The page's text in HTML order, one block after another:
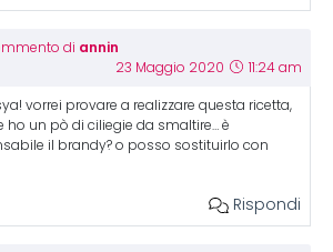
di annin
23 Maggio 2020 11:24 am
vorrei provare a realizzare questa ricetta,
ho un pò di ciliegie da smaltire… è
il brandy? o posso sostituirlo con
Rispondi